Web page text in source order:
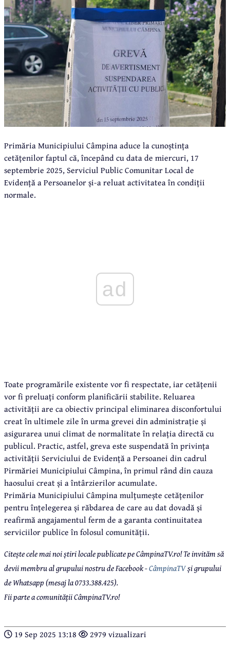
Primăria Municipiului Câmpina aduce la cunoștința
cetățenilor faptul că, începând cu data de miercuri, 17
septembrie 2025, Serviciul Public Comunitar Local de
Evidență a Persoanelor și-a reluat activitatea în condiții
normale.
ad
Toate programările existente vor fi respectate, iar cetățenii
vor fi preluați conform planificării stabilite. Reluarea
activității are ca obiectiv principal eliminarea disconfortului
creat în ultimele zile în urma grevei din administrație și
asigurarea unui climat de normalitate în relația directă cu
publicul. Practic, astfel, greva este suspendată în privința
activității Serviciului de Evidență a Persoanei din cadrul
Pirmăriei Municipiului Câmpina, în primul rând din cauza
haosului creat și a întârzierilor acumulate.
Primăria Municipiului Câmpina mulțumește cetățenilor
pentru înțelegerea și răbdarea de care au dat dovadă și
reafirmă angajamentul ferm de a garanta continuitatea
serviciilor publice în folosul comunității.
Citește cele mai noi știri locale publicate pe CâmpinaTV.ro! Te invităm să
devii membru al grupului nostru de Facebook -CâmpinaTVși grupului
de Whatsapp (mesaj la 0733.388.425).
Fii parte a comunității CâmpinaTV.ro!
19 Sep 2025 13:18 2979 vizualizari